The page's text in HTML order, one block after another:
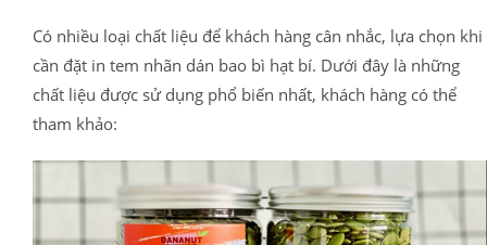
Có nhiều loại chất liệu để khách hàng cân nhắc, lựa chọn khi
cần đặt in tem nhãn dán bao bì hạt bí. Dưới đây là những
chất liệu được sử dụng phổ biến nhất, khách hàng có thể
tham khảo: